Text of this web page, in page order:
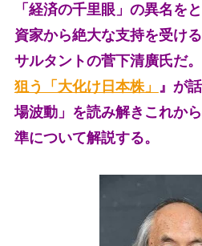
「経済の千里眼」の異名を
資家から絶大な支持を受け
サルタントの菅下清廣氏だ
狙う「大化け日本株」 』が
場波動」を読み解きこれか
準について解説する。